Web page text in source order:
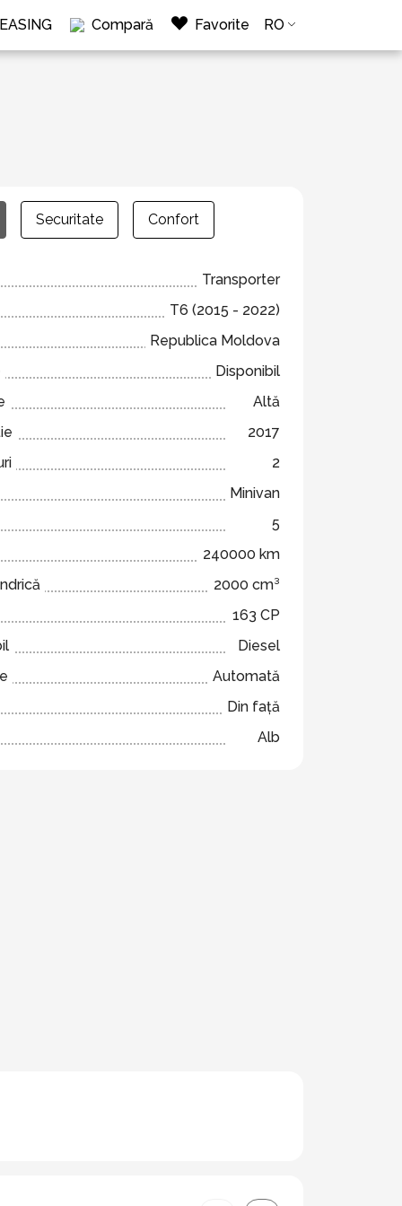
Compară Favorite RO
Securitate Confort
Transporter
T6 (2015 - 2022)
Republica Moldova
Disponibil
Altă
2017
2
Minivan
5
240000 km
2000 cm³
163 CP
Diesel
Automată
Din față
Alb